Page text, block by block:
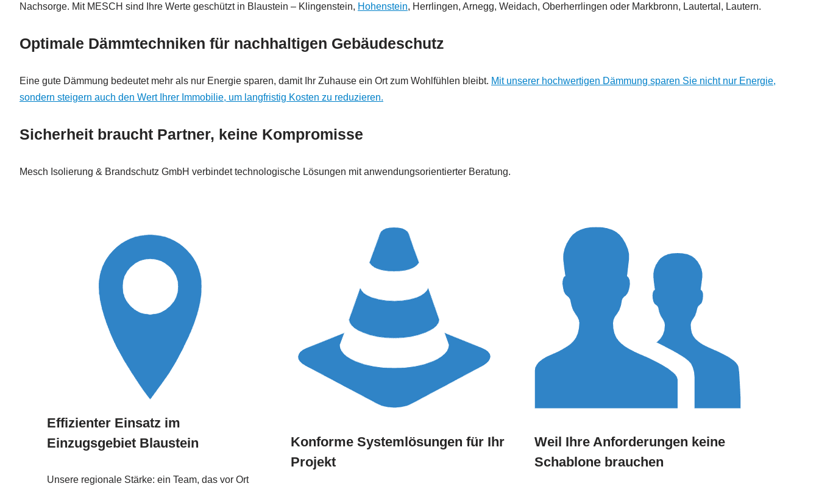
Nachsorge. Mit MESCH sind Ihre Werte geschützt in Blaustein – Klingenstein, Hohenstein, Herrlingen, Arnegg, Weidach, Oberherrlingen oder Markbronn, Lautertal, Lautern.
Optimale Dämmtechniken für nachhaltigen Gebäudeschutz
Eine gute Dämmung bedeutet mehr als nur Energie sparen, damit Ihr Zuhause ein Ort zum Wohlfühlen bleibt. Mit unserer hochwertigen Dämmung sparen Sie nicht nur Energie,
sondern steigern auch den Wert Ihrer Immobilie, um langfristig Kosten zu reduzieren.
Sicherheit braucht Partner, keine Kompromisse
Mesch Isolierung & Brandschutz GmbH verbindet technologische Lösungen mit anwendungsorientierter Beratung.
Effizienter Einsatz im
Einzugsgebiet Blaustein
Unsere regionale Stärke: ein Team, das vor Ort
Konforme Systemlösungen für Ihr
Projekt
Weil Ihre Anforderungen keine
Schablone brauchen